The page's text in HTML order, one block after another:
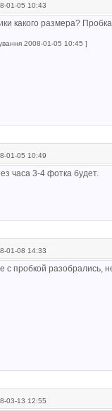
01-05 10:43
какого размера?
2008-01-05 10:45 ]
01-05 10:49
часа 3-4 фотка будет.
01-08 14:33
с пробкой разобрались,
03-13 12:55